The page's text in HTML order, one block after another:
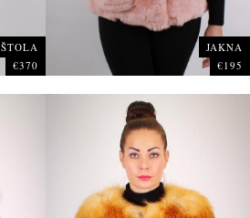
ŠTOLA
€370
JAKNA
€195